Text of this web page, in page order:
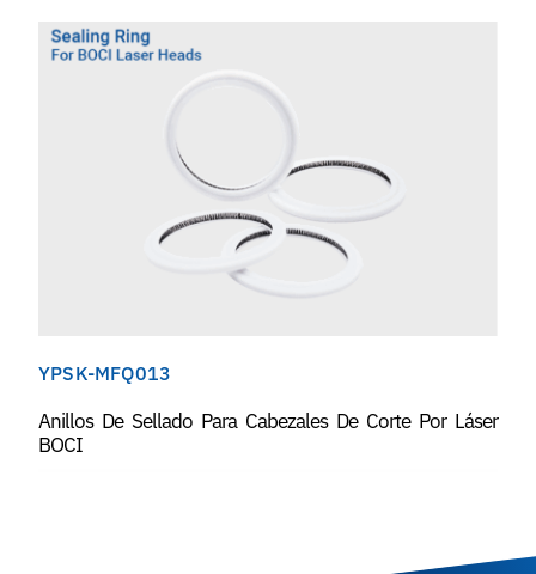
YPSK-MFQ013
Anillos De Sellado Para Cabezales De Corte Por Láser
BOCI